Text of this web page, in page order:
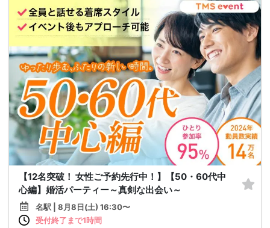
【12名突破！ 女性ご予約先行中！】【50・60代中
心編】婚活パーティー～真剣な出会い～
名駅 | 8月8日(土) 16:30〜
受付終了まで1時間